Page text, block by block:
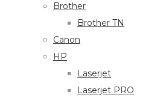
Brother
Brother TN
Canon
HP
Laserjet
Laserjet PRO